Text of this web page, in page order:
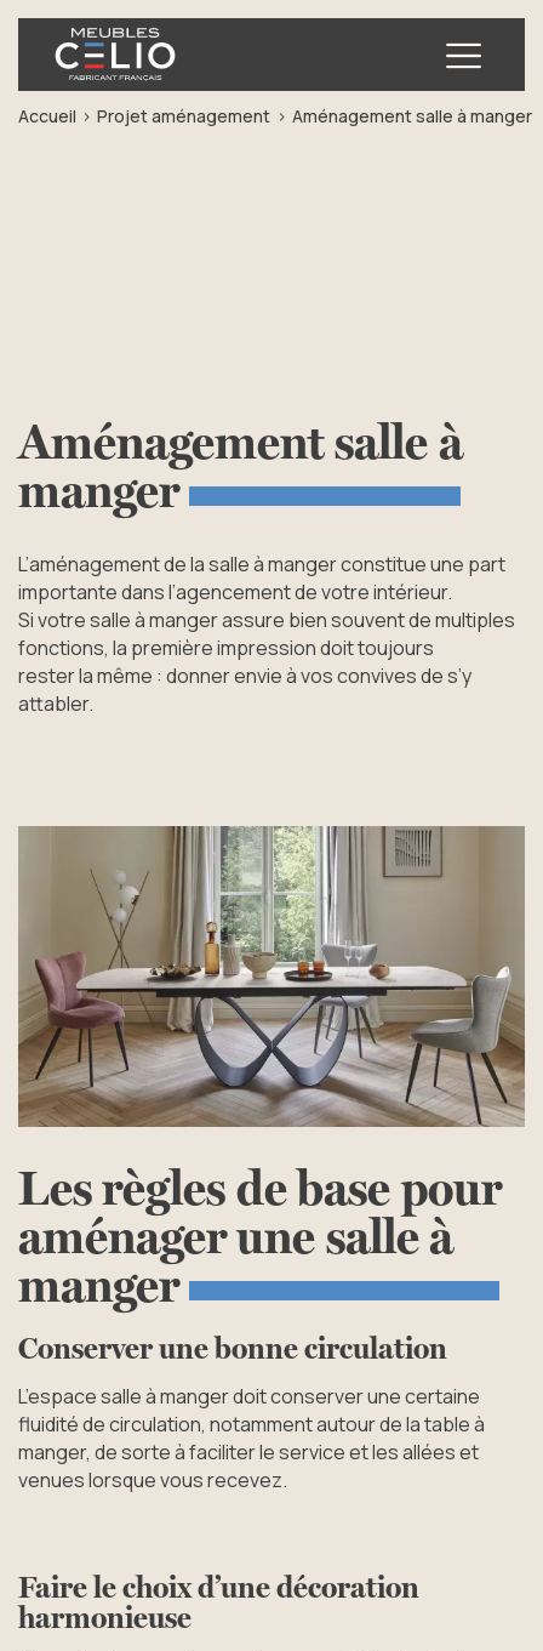
Accueil Projet aménagement Aménagement salle à manger
Aménagementsalleà
manger
L’aménagement de la salle à manger constitue une part
importante dans l’agencement de votre intérieur.
Si votre salle à manger assure bien souvent de multiples
fonctions, la première impression doit toujours
rester la même : donner envie à vos convives de s’y
attabler.
Lesrèglesdebasepour
aménagerunesalleà
manger
Conserver une bonne circulation
L’espace salle à manger doit conserver une certaine
fluidité de circulation, notamment autour de la table à
manger, de sorte à faciliter le service et les allées et
venues lorsque vous recevez.
Faire le choix d’une décoration
harmonieuse